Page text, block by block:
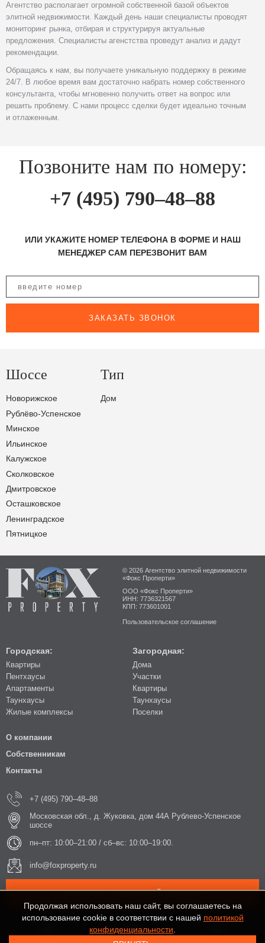
Агентство располагает огромной собственной базой объектов
элитной недвижимости. Каждый день наши специалисты проводят
мониторинг рынка, отбирая и структурируя актуальные
предложения. Специалисты агенстства проведут анализ и дадут
рекомендации.
Обращаясь к нам, вы получаете уникальную поддержку в режиме
24/7. В любое время вам достаточно набрать номер собственного
консультанта, чтобы мгновенно получить ответ на вопрос или
решить проблему. С нами процесс сделки будет идеально точным
и отлаженным.
Позвоните нам по номеру:
+7 (495) 790–48–88
ИЛИ УКАЖИТЕ НОМЕР ТЕЛЕФОНА В ФОРМЕ И НАШ
МЕНЕДЖЕР САМ ПЕРЕЗВОНИТ ВАМ
ЗАКАЗАТЬ ЗВОНОК
Шоссе
Новорижское
Рублёво-Успенское
Минское
Ильинское
Калужское
Сколковское
Дмитровское
Осташковское
Ленинградское
Пятницкое
Тип
Дом
© 2026 Агентство элитной недвижимости
«Фокс Проперти»
ООО «Фокс Проперти»
ИНН: 7736321567
КПП: 773601001
Пользовательское соглашение
Городская:
Квартиры
Пентхаусы
Апартаменты
Таунхаусы
Жилые комплексы
Загородная:
Дома
Участки
Квартиры
Таунхаусы
Поселки
О компании
Собственникам
Контакты
+7 (495) 790–48–88
Московская обл., д. Жуковка, дом 44А Рублево-Успенское
шоссе
пн–пт: 10:00–21:00 / сб–вс: 10:00–19:00.
info@foxproperty.ru
ЗАКАЗАТЬ ОБРАТНЫЙ ЗВОНОК
Продолжая использовать наш сайт, вы соглашаетесь на
использование cookie в соответствии с нашей политикой
конфиденциальности